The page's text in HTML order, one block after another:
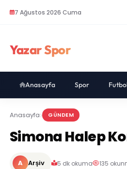
7 Ağustos 2026 Cuma
Yazar Spor
Anasayfa Spor
Anasayfa GÜNDEM
Simona Halep
A Arşiv 5 dk okuma 135